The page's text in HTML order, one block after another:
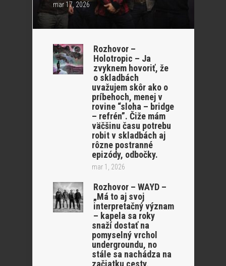
mar 17, 2026
Rozhovor –
Holotropic – Ja
zvyknem hovoriť, že
o skladbách
uvažujem skôr ako o
príbehoch, menej v
rovine “sloha – bridge
– refrén”. Čiže mám
väčšinu času potrebu
robit v skladbách aj
rôzne postranné
epizódy, odbočky.
mar 1, 2026
Rozhovor – WAYD –
„Má to aj svoj
interpretačný význam
– kapela sa roky
snaží dostať na
pomyselný vrchol
undergroundu, no
stále sa nachádza na
začiatku cesty,